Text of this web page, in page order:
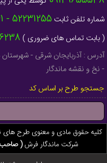
شماره تلفن ثابت 52231255 - 041
( بابت تماس های ضروری )
- نخ و نقشه ماندگار
جستجو طرح بر اساس کد
کلیه حقوق مادی و معنوی طرح
شرکت ماندگار فرش( صاحب